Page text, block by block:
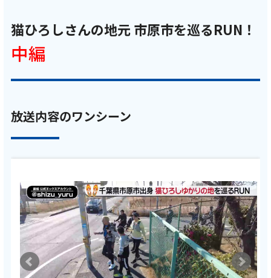
猫ひろしさんの地元 市原市を巡るRUN！
中編
放送内容のワンシーン